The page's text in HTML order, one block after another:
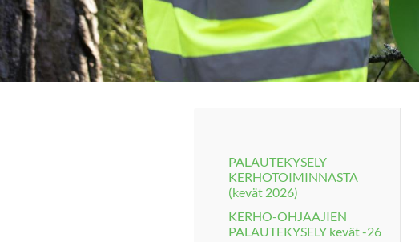
PALAUTEKYSELY
KERHOTOIMINNASTA
(kevät 2026)
KERHO-OHJAAJIEN
PALAUTEKYSELY kevät -26